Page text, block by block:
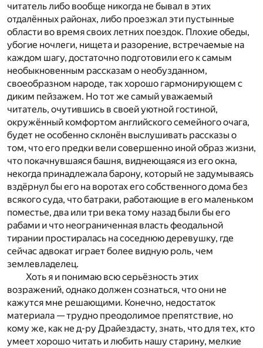
читатель либо вообще никогда не бывал в этих
отдалённых районах, либо проезжал эти пустынные
области во время своих летних поездок. Плохие обеды,
убогие ночлеги, нищета и разорение, встречаемые на
каждом шагу, достаточно подготовили его к самым
необыкновенным рассказам о необузданном,
своеобразном народе, так хорошо гармонирующем с
диким пейзажем. Но тот же самый уважаемый
читатель, очутившись в своей уютной гостиной,
окружённый комфортом английского семейного очага,
будет не особенно склонён выслушивать рассказы о
том, что его предки вели совершенно иной образ жизни,
что покачнувшаяся башня, виднеющаяся из его окна,
некогда принадлежала барону, который не задумываясь
вздёрнул бы его на воротах его собственного дома без
всякого суда, что батраки, работающие в его маленьком
поместье, два или три века тому назад были бы его
рабами и что неограниченная власть феодальной
тирании простиралась на соседнюю деревушку, где
сейчас адвокат играет более видную роль, чем
землевладелец.
Хоть я и понимаю всю серьёзность этих
возражений, однако должен сознаться, что они не
кажутся мне решающими. Конечно, недостаток
материала — трудно преодолимое препятствие, но
кому же, как не д-ру Драйездасту, знать, что для тех, кто
умеет хорошо читать и любить нашу старину, мелкие